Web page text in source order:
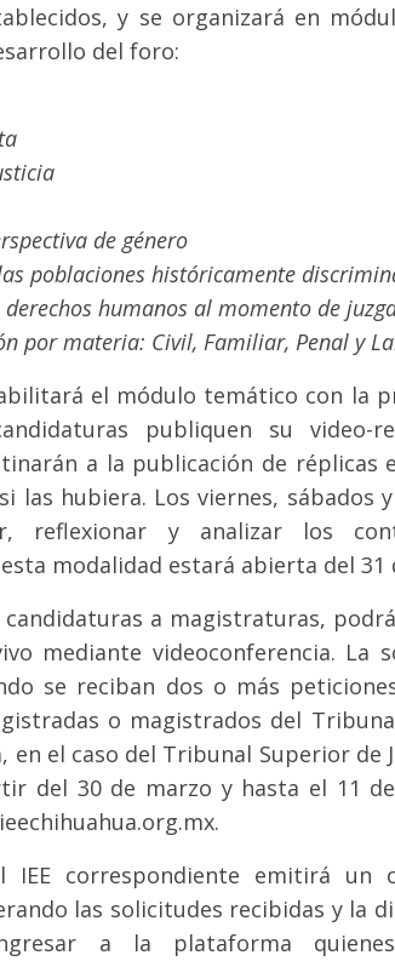
y se organizará en
del foro:
de género
poblaciones históricamente
derechos humanos al momento de
por materia: Civil, Familiar, Penal y
el módulo temático con la
publiquen su video-
a la publicación de réplicas
las hubiera. Los viernes, sábados
reflexionar y analizar los
modalidad estará abierta del 31
candidaturas a magistraturas,
mediante videoconferencia. La
se reciban dos o más
o magistrados del
en el caso del Tribunal Superior de
del 30 de marzo y hasta el 11
IEE correspondiente emitirá un
las solicitudes recibidas y la
a la plataforma